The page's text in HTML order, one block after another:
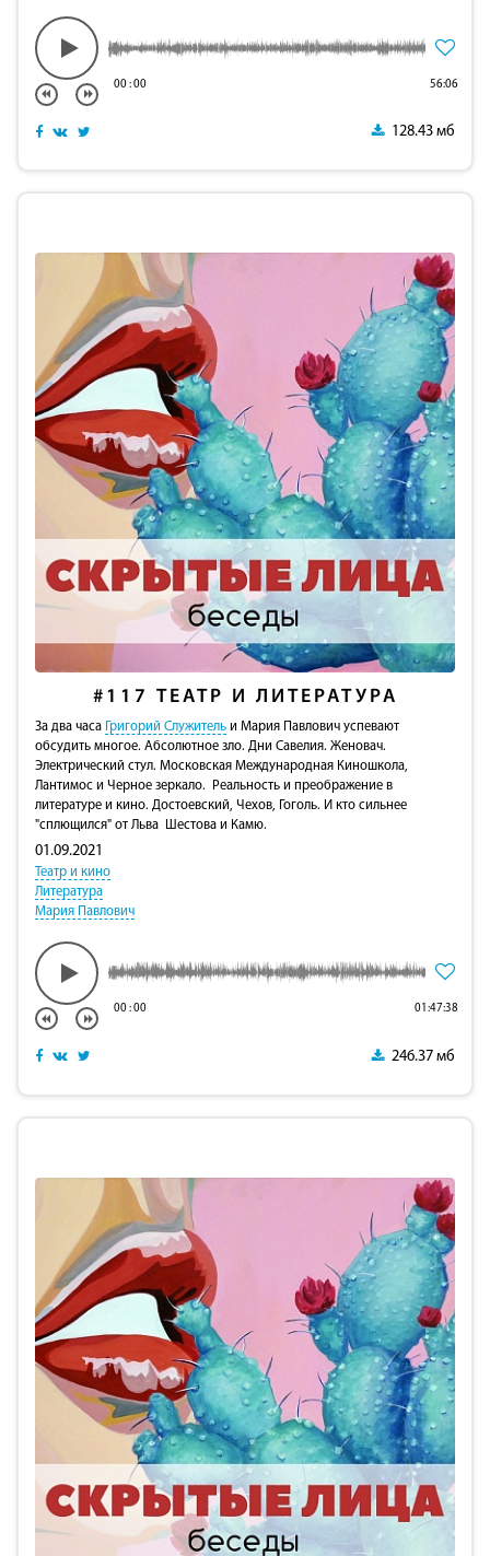
00:00 56:06
128.43 мб
#117 ТЕАТР И ЛИТЕРАТУРА
За два часа Григорий Служитель и Мария Павлович успевают
обсудить многое. Абсолютное зло. Дни Савелия. Женовач.
Электрический стул. Московская Международная Киношкола,
Лантимос и Черное зеркало. Реальность и преображение в
литературе и кино. Достоевский, Чехов, Гоголь. И кто сильнее
"сплющился" от Льва Шестова и Камю.
01.09.2021
Театр и кино
Литература
Мария Павлович
00:00 01:47:38
246.37 мб